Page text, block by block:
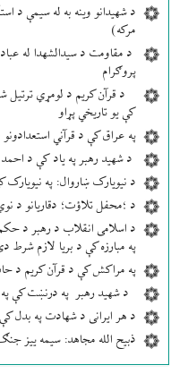
د شهیدانو وینه به له سیمې د
مرکه)
د مقاومت د سیدالشهدا له
پروګرام
د قرآن کریم د لومړي ترتیل
کې یو تاریخي پړاو
په عراق کې د قرآني
د شهید رهبر په یاد کې د احمد
د نیویارک ښاروال: په نیویارک
د ؛محفل تلاؤت؛ دقاریانو د
د اسلامی انقلاب د رهبر د
په مبارزه کې د بریا لازم شرط
په مراکش کې د قرآن کریم د
د شهید رهبر په درنښت کې
د هر ایرانی د شهادت په بدل
ذبیح الله مجاهد: سیمه ییز